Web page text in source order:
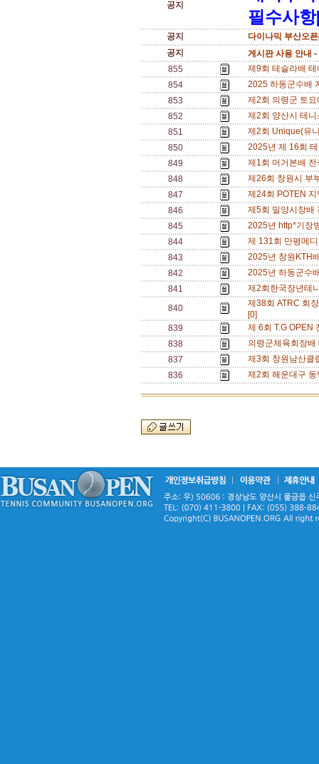
공지
필수사
공지
다이나믹 부산오
공지
게시판 사용 안내 -
855
제9회 테슬라배
854
2025 하동군수배
853
제2회 의령군 토
852
제2회 양산시 테
851
제2회 Unique(유
850
2025년 제 16회
849
제1회 머거본배
848
제26회 창원시 부
847
제24회 POTEN
846
제5회 밀양시장배
845
2025년 http*기장
844
제 131회 만평메
843
2025년 창원KTH
842
2025년 하동군수
841
제2회한국장년테
840
제38회 ATRC 회
[0]
839
제 6회 T.G OPEN
838
의령군체육회장
837
제3회 창원남산클
836
제2회 해운대구